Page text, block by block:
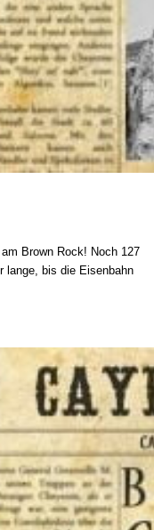
Brown Rock! Noch 127
lange, bis die Eisenbahn